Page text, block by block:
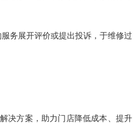
务展开评价或提出投诉，于维修过
决方案，助力门店降低成本、提升